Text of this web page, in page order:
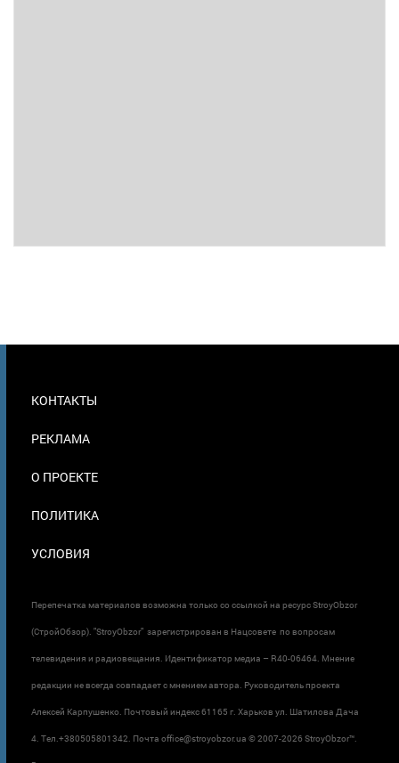
В
КОНТАКТЫ
РЕКЛАМА
О ПРОЕКТЕ
ПОЛИТИКА
УСЛОВИЯ
Перепечатка материалов возможна только со ссылкой на ресурс StroyObzor
(СтройОбзор). "StroyObzor" зарегистрирован в Нацсовете по вопросам
телевидения и радиовещания. Идентификатор медиа – R40-06464. Мнение
редакции не всегда совпадает с мнением автора. Руководитель проекта
Алексей Карпушенко. Почтовый индекс 61165 г. Харьков ул. Шатилова Дача
4. Тел.+380505801342. Почта office@stroyobzor.ua © 2007-2026 StroyObzor™.